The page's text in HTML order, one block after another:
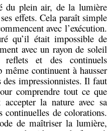
du plein air, de la lumière
effets. Cela paraît simple
avec l’exécution.
qu’il était impossible de
avec un rayon de soleil
et des continuels
même continuent à hausser
des impressionnistes. Il faut
comprendre tout ce que
la nature avec sa
continuelles de colorations.
de maîtriser la lumière,